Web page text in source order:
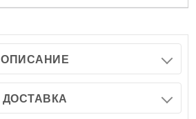
ОПИСАНИЕ
ДОСТАВКА